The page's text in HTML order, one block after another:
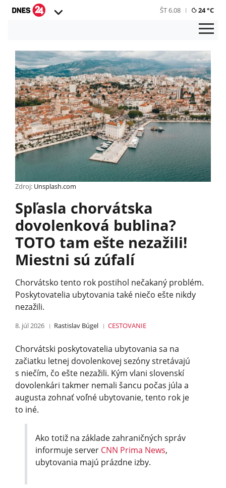
ŠT 6.08 24 °C
Zdroj: Unsplash.com
Spľasla chorvátska
dovolenková bublina?
TOTO tam ešte nezažili!
Miestni sú zúfalí
Chorvátsko tento rok postihol nečakaný problém.
Poskytovatelia ubytovania také niečo ešte nikdy
nezažili.
8. júl 2026 Rastislav Búgel CESTOVANIE
Chorvátski poskytovatelia ubytovania sa na
začiatku letnej dovolenkovej sezóny stretávajú
s niečím, čo ešte nezažili. Kým vlani slovenskí
dovolenkári takmer nemali šancu počas júla a
augusta zohnať voľné ubytovanie, tento rok je
to iné.
Ako totiž na základe zahraničných správ
informuje server CNN Prima News,
ubytovania majú prázdne izby.